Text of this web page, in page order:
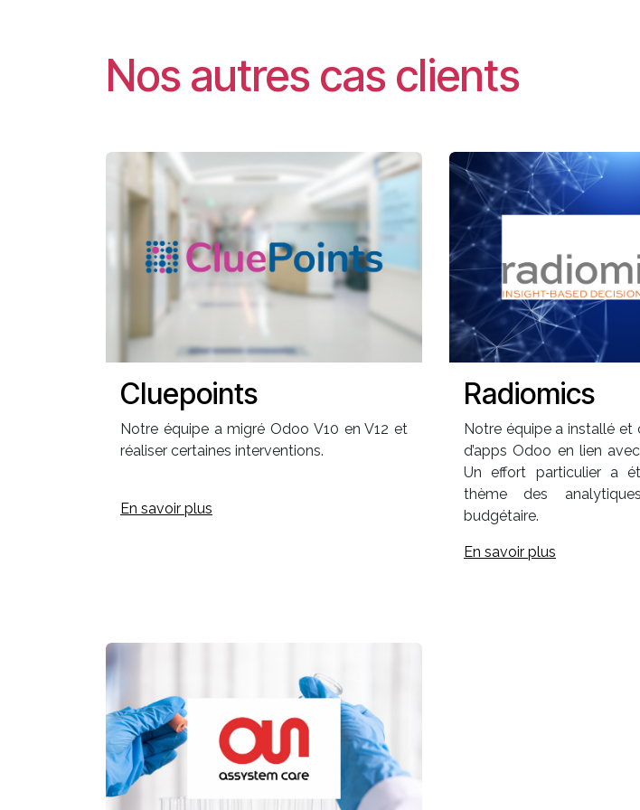
Nos autres cas clients
Cluepoints
Notre équipe a migré Odoo V10 en V12 et
réaliser certaines interventions.
En savoir plus
Radiomics
Notre équipe a installé et
d’apps Odoo en lien
Un effort particulier a
thème des
budgétaire.
En savoir plus